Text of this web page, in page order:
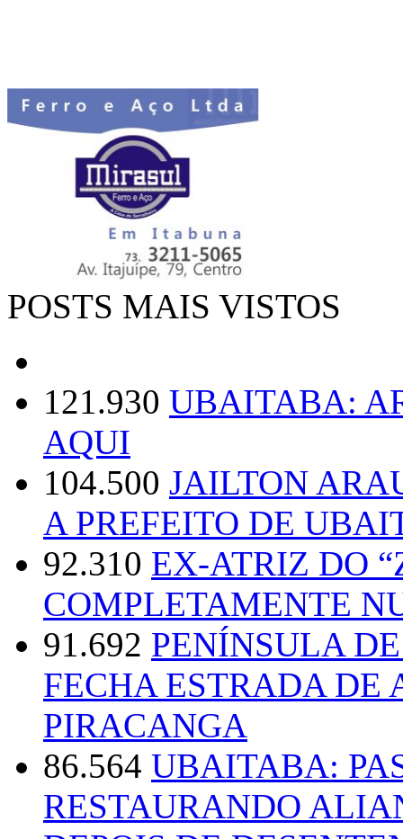
POSTS MAIS VISTOS
121.930 UBAITABA:
AQUI
104.500 JAILTON
A PREFEITO DE
92.310 EX-ATRIZ DO
COMPLETAMENTE
91.692 PENÍNSULA
FECHA ESTRADA DE
PIRACANGA
86.564 UBAITABA:
RESTAURANDO